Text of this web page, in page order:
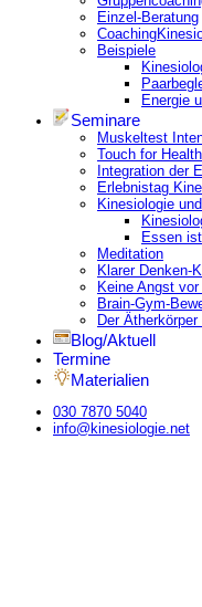
Einzel-Beratung
Beispiele
Energie
Seminare
Muskeltest
Touch for Health
Integration der
Erlebnistag
Kinesiologie
Essen
Meditation
Klarer Denken-
Keine Angst
Brain-Gym-
Der
Blog/Aktuell
Termine
Materialien
030 7870 5040
info@kinesiologie.net